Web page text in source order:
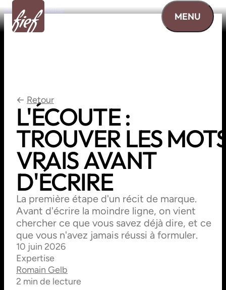
Aller au contenu
MENU
L'ÉCOUTE:
TROUVERLES
VRAISAVANT
D'ÉCRIRE
← Retour
La première étape d'un récit de marque.
Avant d'écrire la moindre ligne, on vient
chercher ce que vous savez déjà dire, et ce
que vous n'avez jamais réussi à formuler.
10 juin 2026
Expertise
Romain Gelb
2 min de lecture